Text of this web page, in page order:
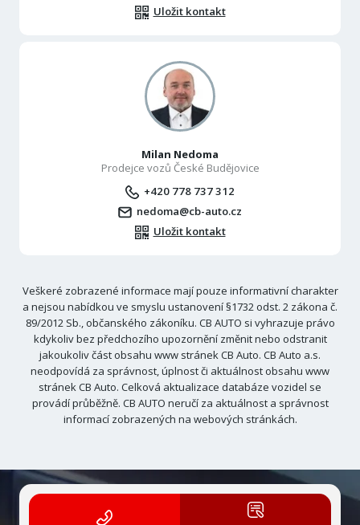
Uložit kontakt
Milan Nedoma
Prodejce vozů České Budějovice
+420 778 737 312
nedoma@cb-auto.cz
Uložit kontakt
Veškeré zobrazené informace mají pouze informativní charakter
a nejsou nabídkou ve smyslu ustanovení §1732 odst. 2 zákona č.
89/2012 Sb., občanského zákoníku. CB AUTO si vyhrazuje právo
kdykoliv bez předchozího upozornění změnit nebo odstranit
jakoukoliv část obsahu www stránek CB Auto. CB Auto a.s.
neodpovídá za správnost, úplnost či aktuálnost obsahu www
stránek CB Auto. Celková aktualizace databáze vozidel se
provádí průběžně. CB AUTO neručí za aktuálnost a správnost
informací zobrazených na webových stránkách.